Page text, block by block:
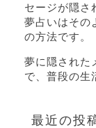
セージが隠さ
夢占いはその
の方法です。
夢に隠された
で、普段の生
最近の投